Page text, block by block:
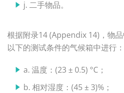
j. 二手物品。
根据附录14 (Appendix 14)，物
以下的测试条件的气候箱中进行：
a. 温度：(23 ± 0.5) °C；
b. 相对湿度：(45 ± 3)%；